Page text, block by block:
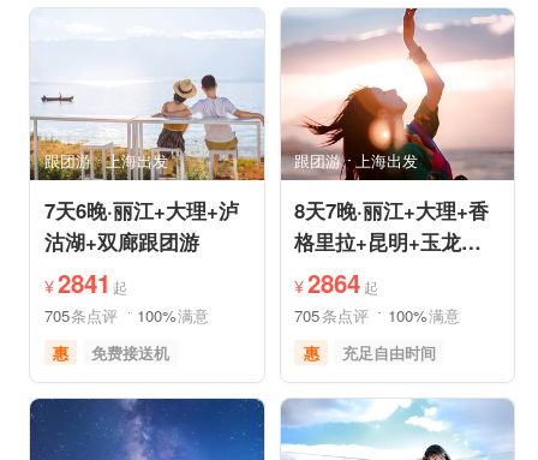
雪山之旅
美食享受
摄影之旅
跟团游 上海出发
7天6晚·丽江+大理+泸
沽湖+双廊跟团游
¥2841 起
705条点评 100%满意
惠
免费接送机
品质游
世界遗产
美食享受
摄影之旅
自然山水
美食享受
自然山水
摄影之旅
跟团游 上海出发
8天7晚·丽江+大理+香
格里拉+昆明+玉龙雪
山半自助游
¥2864 起
705条点评 100%满意
惠
充足自由时间
免费接送机
品质游
世界遗产
雪山之旅
森林草原